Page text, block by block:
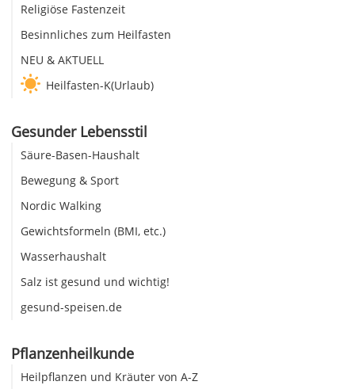
Religiöse Fastenzeit
Besinnliches zum Heilfasten
NEU & AKTUELL
Heilfasten-K(Urlaub)
Gesunder Lebensstil
Säure-Basen-Haushalt
Bewegung & Sport
Nordic Walking
Gewichtsformeln (BMI, etc.)
Wasserhaushalt
Salz ist gesund und wichtig!
gesund-speisen.de
Pflanzenheilkunde
Heilpflanzen und Kräuter von A-Z